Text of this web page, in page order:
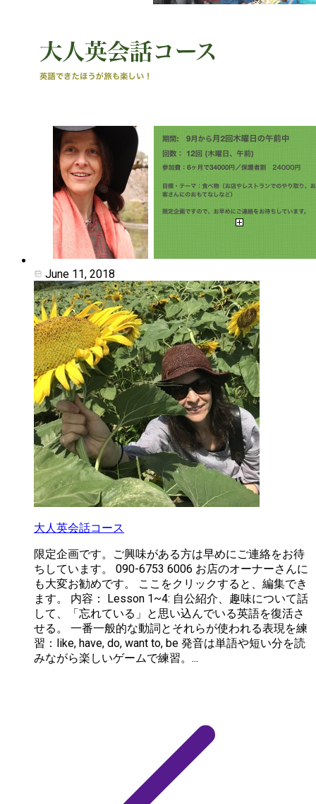
June 11, 2018
大人英会話コース
限定企画です。ご興味がある方は早めにご連絡をお待
ちしています。 090-6753 6006 お店のオーナーさんに
も大変お勧めです。 ここをクリックすると、編集でき
ます。 内容： Lesson 1~4: 自公紹介、趣味について話
して、「忘れている」と思い込んでいる英語を復活さ
せる。 一番一般的な動詞とそれらが使われる表現を練
習：like, have, do, want to, be 発音は単語や短い分を読
みながら楽しいゲームで練習。...